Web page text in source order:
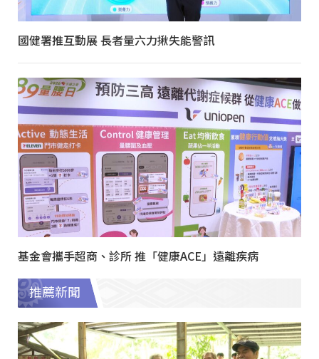
國健署推互動展 長者量六力揪失能警訊
基金會攜手超商、診所 推「健康ACE」遠離疾病
推薦新聞